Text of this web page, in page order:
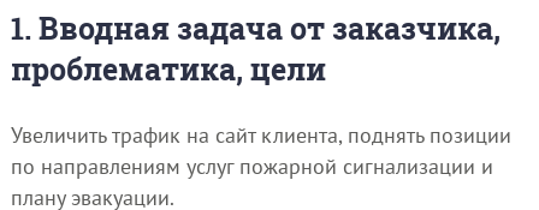
1. Вводная задача от заказчика,
проблематика, цели
Увеличить трафик на сайт клиента, поднять позиции
по направлениям услуг пожарной сигнализации и
плану эвакуации.